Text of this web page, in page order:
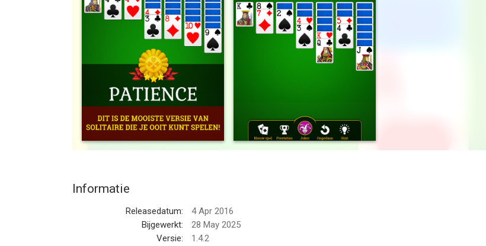
Patience - Solitaire Kaartspel van Smart Games Studios is een app voor iPhone, iPad en iPod touch met iOS
versie 12.0 of hoger, geschikt bevonden voor gebruikers met leeftijden vanaf4 jaar
Informatie voor Patience - Solitaire Kaartspelis het laatst vergeleken op 6 Aug om 23:33.
Informatie
Releasedatum:
4 Apr 2016
Bijgewerkt:
28 May 2025
Versie:
1.4.2